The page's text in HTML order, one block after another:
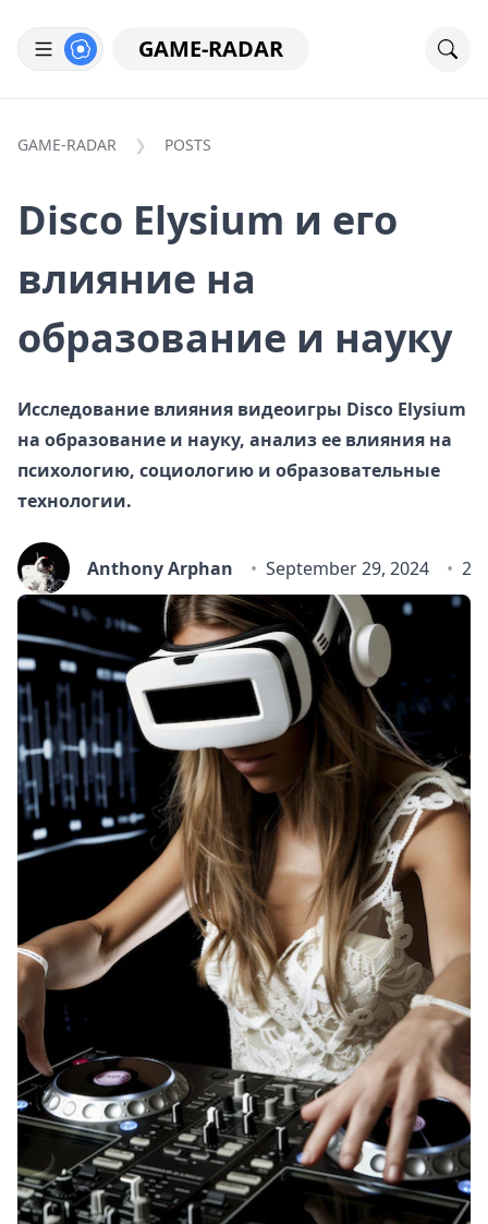
GAME-RADAR
GAME-RADAR POSTS
Disco Elysium и его
влияние на
образование и науку
Исследование влияния видеоигры Disco Elysium
на образование и науку, анализ ее влияния на
психологию, социологию и образовательные
технологии.
Anthony Arphan September 29, 2024 21